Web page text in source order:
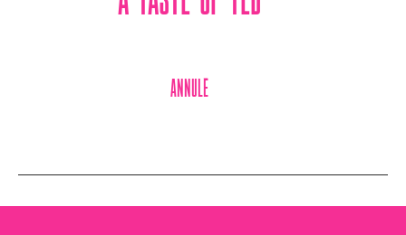
Annulé